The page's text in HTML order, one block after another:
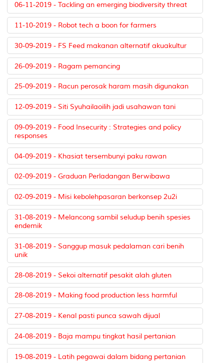
06-11-2019 - Tackling an emerging biodiversity threat
11-10-2019 - Robot tech a boon for farmers
30-09-2019 - FS Feed makanan alternatif akuakultur
26-09-2019 - Ragam pemancing
25-09-2019 - Racun perosak haram masih digunakan
12-09-2019 - Siti Syuhailaoilih jadi usahawan tani
09-09-2019 - Food Insecurity : Strategies and policy
responses
04-09-2019 - Khasiat tersembunyi paku rawan
02-09-2019 - Graduan Perladangan Berwibawa
02-09-2019 - Misi kebolehpasaran berkonsep 2u2i
31-08-2019 - Melancong sambil seludup benih spesies
endemik
31-08-2019 - Sanggup masuk pedalaman cari benih
unik
28-08-2019 - Sekoi alternatif pesakit alah gluten
28-08-2019 - Making food production less harmful
27-08-2019 - Kenal pasti punca sawah dijual
24-08-2019 - Baja mampu tingkat hasil pertanian
19-08-2019 - Latih pegawai dalam bidang pertanian